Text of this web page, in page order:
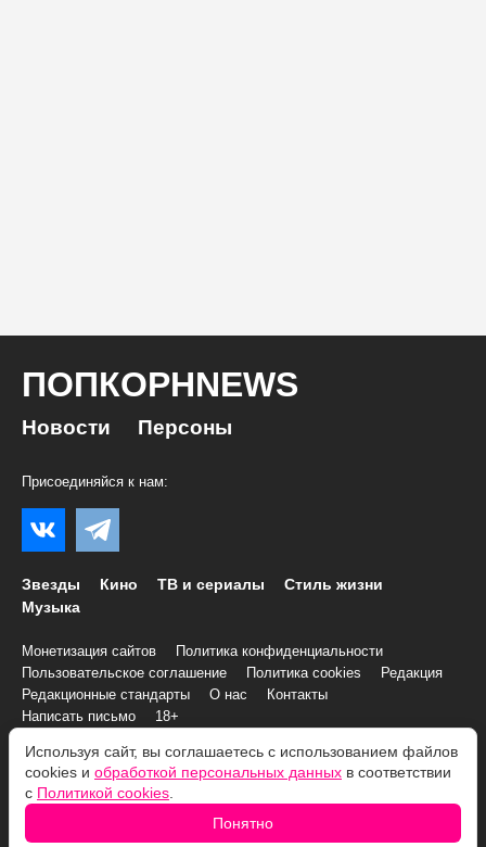
ПОПКОРНNEWS
Новости Персоны
Присоединяйся к нам:
Звезды Кино ТВ и сериалы
Стиль жизни
Музыка
Монетизация сайтов
Политика конфиденциальности
Пользовательское соглашение
Политика cookies
Редакция
Редакционные стандарты
О нас
Контакты
Написать письмо
18+
© 2007–2026 Все права и материалы принадлежат
«ПОПКОРНNEWS»
При копировании информации необходимо соблюдать
использования
Используя сайт, вы соглашаетесь с использованием файлов
cookies и обработкой персональных данных в соответствии
с Политикой cookies
Понятно